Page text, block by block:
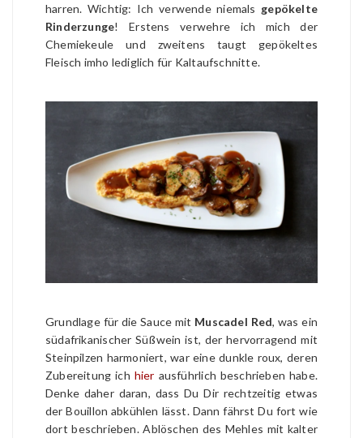
harren. Wichtig: Ich verwende niemals gepökelte
Rinderzunge! Erstens verwehre ich mich der
Chemiekeule und zweitens taugt gepökeltes
Fleisch imho lediglich für Kaltaufschnitte.
Grundlage für die Sauce mit Muscadel Red, was ein
südafrikanischer Süßwein ist, der hervorragend mit
Steinpilzen harmoniert, war eine dunkle roux, deren
Zubereitung ich hier ausführlich beschrieben habe.
Denke daher daran, dass Du Dir rechtzeitig etwas
der Bouillon abkühlen lässt. Dann fährst Du fort wie
dort beschrieben. Ablöschen des Mehles mit kalter